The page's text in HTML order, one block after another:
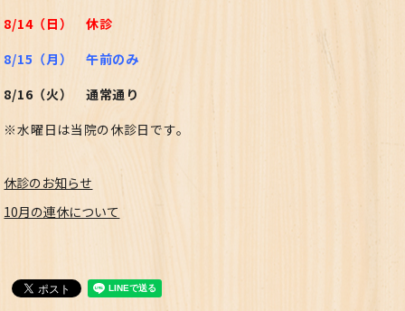
8/14（日） 休診
8/15（月） 午前のみ
8/16（火） 通常通り
※水曜日は当院の休診日です。
休診のお知らせ
10月の連休について